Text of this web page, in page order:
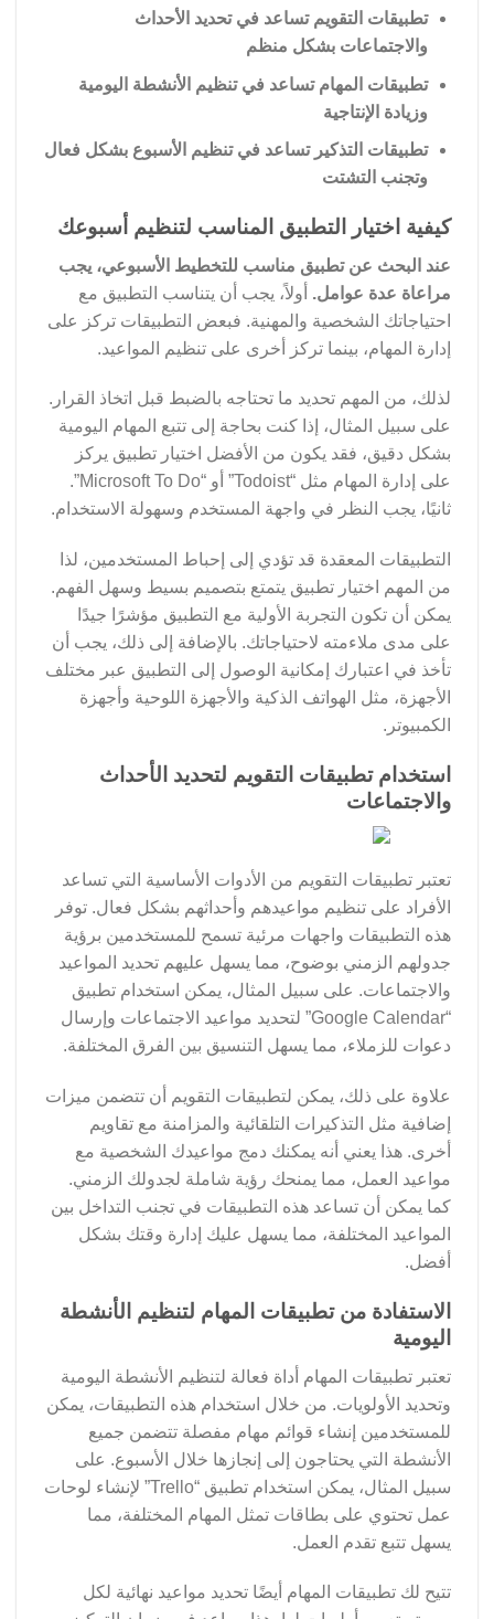
تطبيقات التقويم تساعد في تحديد الأحداث
والاجتماعات بشكل منظم
تطبيقات المهام تساعد في تنظيم الأنشطة اليومية
وزيادة الإنتاجية
تطبيقات التذكير تساعد في تنظيم الأسبوع بشكل فعال
وتجنب التشتت
كيفية اختيار التطبيق المناسب لتنظيم أسبوعك
عند البحث عن تطبيق مناسب للتخطيط الأسبوعي، يجب
مراعاة عدة عوامل. أولاً، يجب أن يتناسب التطبيق مع
احتياجاتك الشخصية والمهنية. فبعض التطبيقات تركز على
إدارة المهام، بينما تركز أخرى على تنظيم المواعيد.
لذلك، من المهم تحديد ما تحتاجه بالضبط قبل اتخاذ القرار.
على سبيل المثال، إذا كنت بحاجة إلى تتبع المهام اليومية
بشكل دقيق، فقد يكون من الأفضل اختيار تطبيق يركز
على إدارة المهام مثل “Todoist” أو “Microsoft To Do”.
ثانيًا، يجب النظر في واجهة المستخدم وسهولة الاستخدام.
التطبيقات المعقدة قد تؤدي إلى إحباط المستخدمين، لذا
من المهم اختيار تطبيق يتمتع بتصميم بسيط وسهل الفهم.
يمكن أن تكون التجربة الأولية مع التطبيق مؤشرًا جيدًا
على مدى ملاءمته لاحتياجاتك. بالإضافة إلى ذلك، يجب أن
تأخذ في اعتبارك إمكانية الوصول إلى التطبيق عبر مختلف
الأجهزة، مثل الهواتف الذكية والأجهزة اللوحية وأجهزة
الكمبيوتر.
استخدام تطبيقات التقويم لتحديد الأحداث
والاجتماعات
تعتبر تطبيقات التقويم من الأدوات الأساسية التي تساعد
الأفراد على تنظيم مواعيدهم وأحداثهم بشكل فعال. توفر
هذه التطبيقات واجهات مرئية تسمح للمستخدمين برؤية
جدولهم الزمني بوضوح، مما يسهل عليهم تحديد المواعيد
والاجتماعات. على سبيل المثال، يمكن استخدام تطبيق
“Google Calendar” لتحديد مواعيد الاجتماعات وإرسال
دعوات للزملاء، مما يسهل التنسيق بين الفرق المختلفة.
علاوة على ذلك، يمكن لتطبيقات التقويم أن تتضمن ميزات
إضافية مثل التذكيرات التلقائية والمزامنة مع تقاويم
أخرى. هذا يعني أنه يمكنك دمج مواعيدك الشخصية مع
مواعيد العمل، مما يمنحك رؤية شاملة لجدولك الزمني.
كما يمكن أن تساعد هذه التطبيقات في تجنب التداخل بين
المواعيد المختلفة، مما يسهل عليك إدارة وقتك بشكل
أفضل.
الاستفادة من تطبيقات المهام لتنظيم الأنشطة
اليومية
تعتبر تطبيقات المهام أداة فعالة لتنظيم الأنشطة اليومية
وتحديد الأولويات. من خلال استخدام هذه التطبيقات، يمكن
للمستخدمين إنشاء قوائم مهام مفصلة تتضمن جميع
الأنشطة التي يحتاجون إلى إنجازها خلال الأسبوع. على
سبيل المثال، يمكن استخدام تطبيق “Trello” لإنشاء لوحات
عمل تحتوي على بطاقات تمثل المهام المختلفة، مما
يسهل تتبع تقدم العمل.
تتيح لك تطبيقات المهام أيضًا تحديد مواعيد نهائية لكل